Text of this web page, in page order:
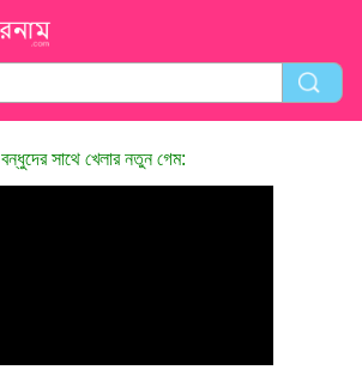
বন্ধুদের সাথে খেলার নতুন গেম: